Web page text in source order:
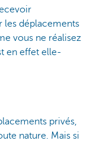
les déplacements
vous ne réalisez
en effet elle-
privés,
nature. Mais si